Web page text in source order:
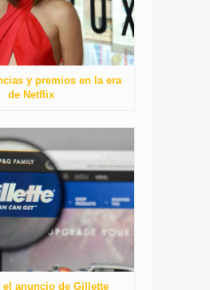
y premios en la era
de Netflix
el anuncio de Gillette